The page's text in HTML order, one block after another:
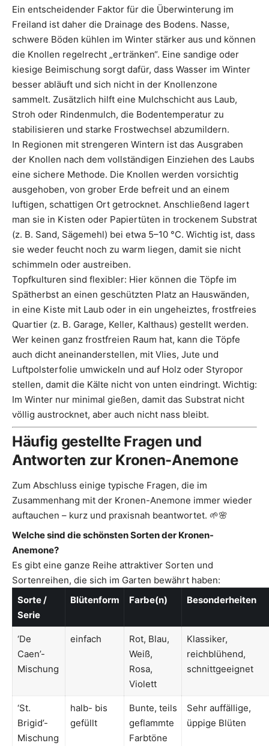
Ein entscheidender Faktor für die Überwinterung im
Freiland ist daher die Drainage des Bodens. Nasse,
schwere Böden kühlen im Winter stärker aus und können
die Knollen regelrecht „ertränken“. Eine sandige oder
kiesige Beimischung sorgt dafür, dass Wasser im Winter
besser abläuft und sich nicht in der Knollenzone
sammelt. Zusätzlich hilft eine Mulchschicht aus Laub,
Stroh oder Rindenmulch, die Bodentemperatur zu
stabilisieren und starke Frostwechsel abzumildern.
In Regionen mit strengeren Wintern ist das Ausgraben
der Knollen nach dem vollständigen Einziehen des Laubs
eine sichere Methode. Die Knollen werden vorsichtig
ausgehoben, von grober Erde befreit und an einem
luftigen, schattigen Ort getrocknet. Anschließend lagert
man sie in Kisten oder Papiertüten in trockenem Substrat
(z. B. Sand, Sägemehl) bei etwa 5–10 °C. Wichtig ist, dass
sie weder feucht noch zu warm liegen, damit sie nicht
schimmeln oder austreiben.
Topfkulturen sind flexibler: Hier können die Töpfe im
Spätherbst an einen geschützten Platz an Hauswänden,
in eine Kiste mit Laub oder in ein ungeheiztes, frostfreies
Quartier (z. B. Garage, Keller, Kalthaus) gestellt werden.
Wer keinen ganz frostfreien Raum hat, kann die Töpfe
auch dicht aneinanderstellen, mit Vlies, Jute und
Luftpolsterfolie umwickeln und auf Holz oder Styropor
stellen, damit die Kälte nicht von unten eindringt. Wichtig:
Im Winter nur minimal gießen, damit das Substrat nicht
völlig austrocknet, aber auch nicht nass bleibt.
Häufig gestellte Fragen und
Antworten zur Kronen-Anemone
Zum Abschluss einige typische Fragen, die im
Zusammenhang mit der Kronen-Anemone immer wieder
auftauchen – kurz und praxisnah beantwortet. 🌱🌸
Welche sind die schönsten Sorten der Kronen-
Anemone?
Es gibt eine ganze Reihe attraktiver Sorten und
Sortenreihen, die sich im Garten bewährt haben:
Sorte /
Serie
Blütenform Farbe(n) Besonderheiten
‘De
Caen’-
Mischung
einfach
Rot, Blau,
Weiß,
Rosa,
Violett
Klassiker,
reichblühend,
schnittgeeignet
‘St.
Brigid’-
Mischung
halb- bis
gefüllt
Bunte, teils
geflammte
Farbtöne
Sehr auffällige,
üppige Blüten